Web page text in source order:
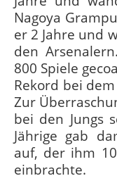
Nagoya
er 2 Jahre und
den
800 Spiele
Rekord bei
Zur
bei den Jungs
Jährige gab
auf, der ihm
einbrachte.